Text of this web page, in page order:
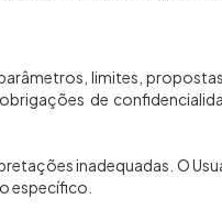
limites,
de
inadequadas. O
específico.